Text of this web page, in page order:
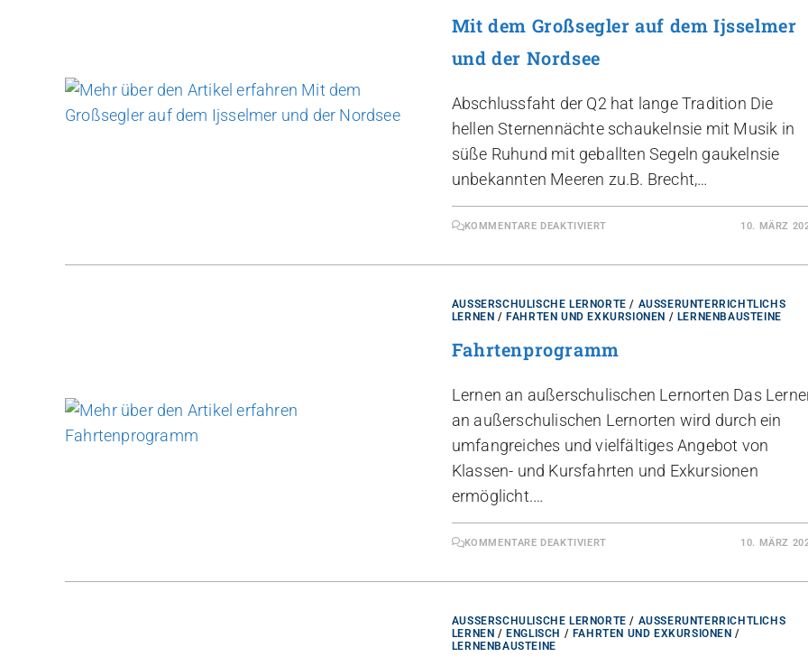
Mit dem Großsegler auf dem Ijsselmer
und der Nordsee
Abschlussfaht der Q2 hat lange Tradition Die
hellen Sternennächte schaukelnsie mit Musik in
süße Ruhund mit geballten Segeln gaukelnsie
unbekannten Meeren zu.B. Brecht,…
KOMMENTARE DEAKTIVIERT 10. MÄRZ
AUSSERSCHULISCHE LERNORTE / AUSSERUNTERRICHTLICHS L
ERNEN
/ FAHRTEN UND EXKURSIONEN / LERNENBAUSTEINE
Fahrtenprogramm
Lernen an außerschulischen Lernorten Das
an außerschulischen Lernorten wird durch ein
umfangreiches und vielfältiges Angebot von
Klassen- und Kursfahrten und Exkursionen
ermöglicht.…
KOMMENTARE DEAKTIVIERT 10. MÄRZ
AUSSERSCHULISCHE LERNORTE / AUSSERUNTERRICHTLICHS L
ERNEN
/ ENGLISCH / FAHRTEN UND EXKURSIONEN /
LERNENBAUSTEINE